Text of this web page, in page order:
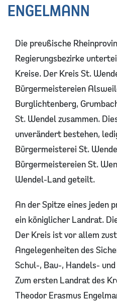
ENGELMANN
Die preußische
Regierungsbezirke
Kreise. Der Kreis St.
Bürgermeistereien
Burglichtenberg,
St. Wendel zusammen.
unverändert bestehen,
Bürgermeisterei St.
Bürgermeistereien St.
Wendel-Land geteilt.
An der Spitze eines jeden
ein königlicher Landrat.
Der Kreis ist vor allem
Angelegenheiten des
Schul-, Bau-, Handels-
Zum ersten Landrat des
Theodor Erasmus
ÖPNV und Ostertalbahn
Ordnung
Leitbild
Bauen
Soziale Leistungen
Familienportal